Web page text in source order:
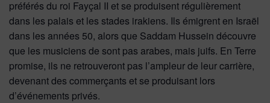
préférés du roi Fayçal II et se produisent régulièrement
dans les palais et les stades irakiens. Ils émigrent en Israël
dans les années 50, alors que Saddam Hussein découvre
que les musiciens de sont pas arabes, mais juifs. En Terre
promise, ils ne retrouveront pas l’ampleur de leur carrière,
devenant des commerçants et se produisant lors
d’événements privés.